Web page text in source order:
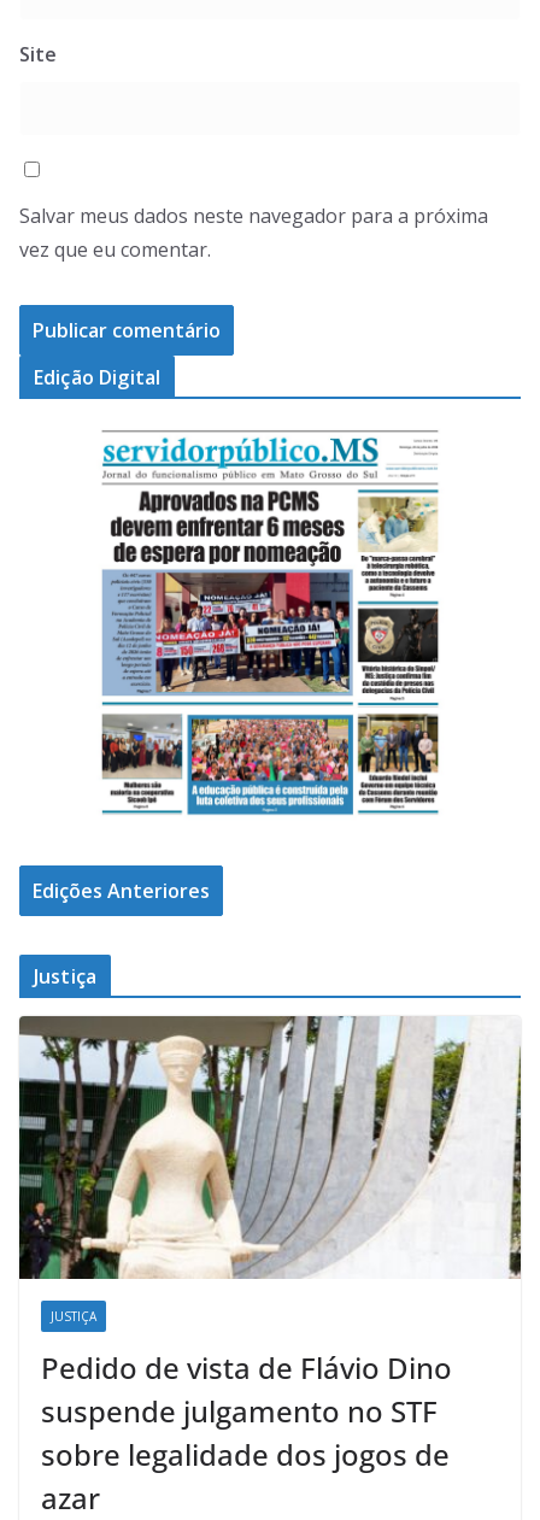
Site
Salvar meus dados neste navegador para a próxima
vez que eu comentar.
Edição Digital
Edições Anteriores
Justiça
JUSTIÇA
Pedido de vista de Flávio Dino
suspende julgamento no STF
sobre legalidade dos jogos de
azar